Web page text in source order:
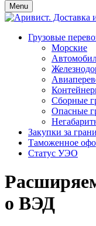
Menu
Грузовые
Морские
Сборные
Опасные
Закупки за
Таможенное
Статус УЭО
о ВЭД